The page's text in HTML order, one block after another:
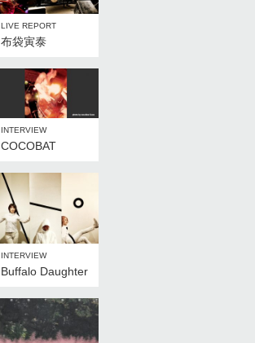
LIVE REPORT
布袋寅泰
INTERVIEW
COCOBAT
INTERVIEW
Buffalo Daughter